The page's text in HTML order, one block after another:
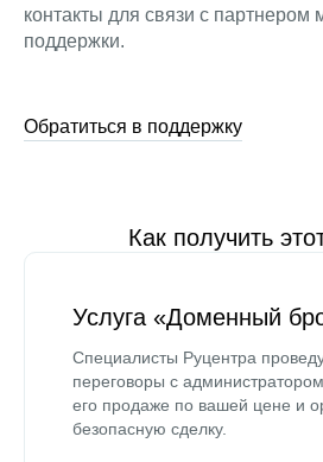
контакты для связи с партнером
поддержки.
Обратиться в поддержку
Как получить
Услуга «Доменный
Специалисты Руцентра
переговоры с
его продаже по вашей цене и
безопасную сделку.